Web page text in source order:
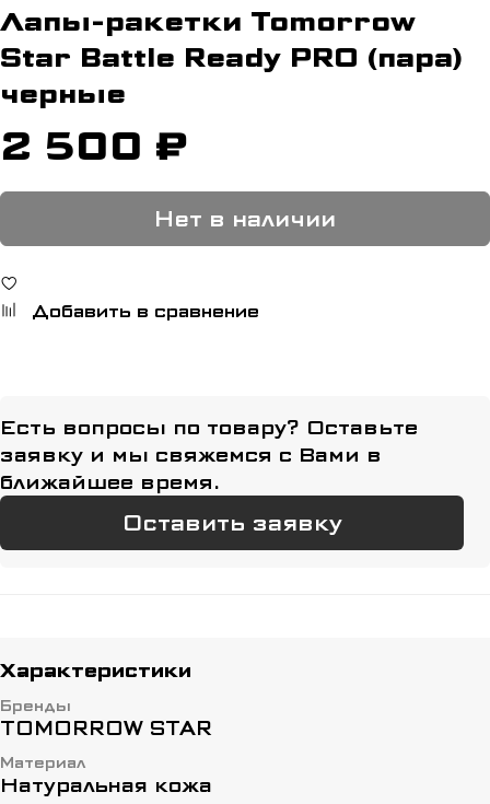
Лапы-ракетки Tomorrow
Star Battle Ready PRO (пара)
черные
2 500 ₽
Нет в наличии
Добавить в сравнение
Есть вопросы по товару? Оставьте
заявку и мы свяжемся с Вами в
ближайшее время.
Оставить заявку
Характеристики
Бренды
TOMORROW STAR
Материал
Натуральная кожа